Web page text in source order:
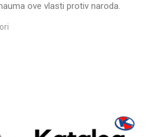
ove vlasti protiv naroda.